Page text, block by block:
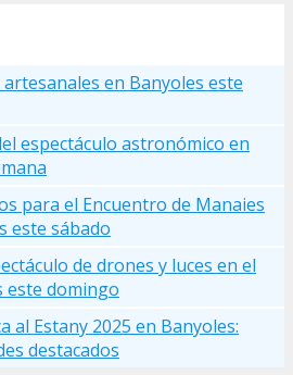
artesanales en Banyoles este
espectáculo astronómico en
para el Encuentro de Manaies
este sábado
de drones y luces en el
este domingo
al Estany 2025 en Banyoles:
destacados